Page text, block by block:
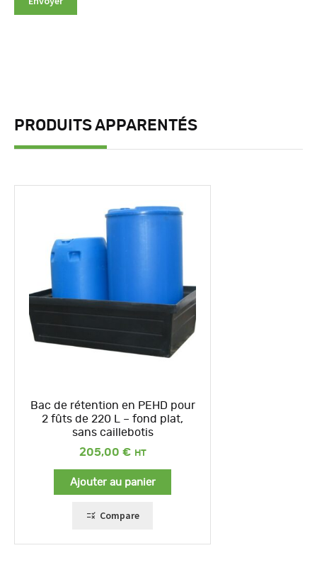
PRODUITS APPARENTÉS
Bac de rétention en PEHD pour
2 fûts de 220 L – fond plat,
sans caillebotis
205,00 €
Ajouter au panier
Compare